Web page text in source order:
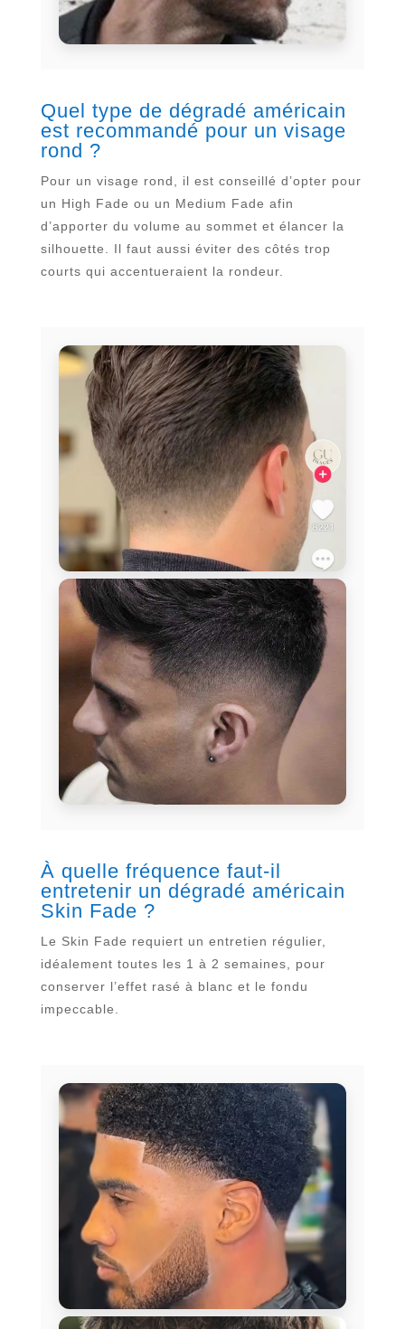
Quel type de dégradé américain
est recommandé pour un visage
rond ?
Pour un visage rond, il est conseillé d’opter pour
un High Fade ou un Medium Fade afin
d’apporter du volume au sommet et élancer la
silhouette. Il faut aussi éviter des côtés trop
courts qui accentueraient la rondeur.
À quelle fréquence faut-il
entretenir un dégradé américain
Skin Fade ?
Le Skin Fade requiert un entretien régulier,
idéalement toutes les 1 à 2 semaines, pour
conserver l’effet rasé à blanc et le fondu
impeccable.